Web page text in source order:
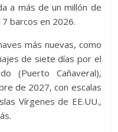
a más de un millón de
barcos en 2026.
más nuevas, como
de siete días por el
(Puerto Cañaveral),
de 2027, con escalas
Vírgenes de EE.UU.,